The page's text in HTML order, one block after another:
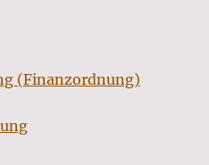
(Finanzordnung)